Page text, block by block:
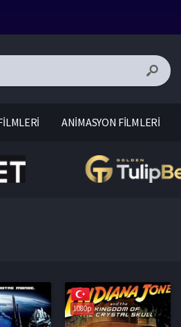
ANİMASYON FİLMLERİ
1080p